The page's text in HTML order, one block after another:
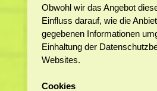
Obwohl wir das Angebot
Einfluss darauf, wie die
gegebenen Informationen
Einhaltung der
Websites.
Cookies